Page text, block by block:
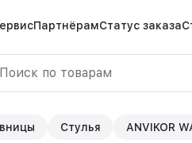
ПартнёрамСтатус заказа
Стулья ANVIKOR